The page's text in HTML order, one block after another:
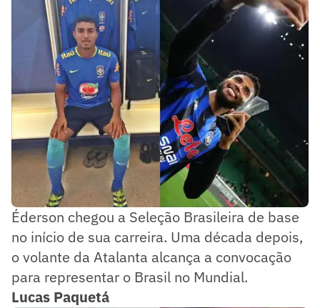
Éderson chegou a Seleção Brasileira de base
no início de sua carreira. Uma década depois,
o volante da Atalanta alcança a convocação
para representar o Brasil no Mundial.
Lucas Paquetá